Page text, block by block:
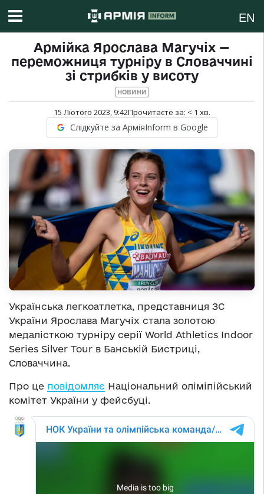
EN
Армійка Ярослава Магучіх —
переможниця турніру в Словаччині
зі стрибків у висоту
НОВИНИ
15 Лютого 2023, 9:42Прочитаєте за: < 1 хв.
Слідкуйте за АрміяInform в Google
Українська легкоатлетка, представниця ЗС
України Ярослава Магучіх стала золотою
медалісткою турніру серії World Athletics Indoor
Series Silver Tour в Банській Бистриці,
Словаччина.
Про це повідомляє Національний оліміпійський
комітет України у фейсбуці.